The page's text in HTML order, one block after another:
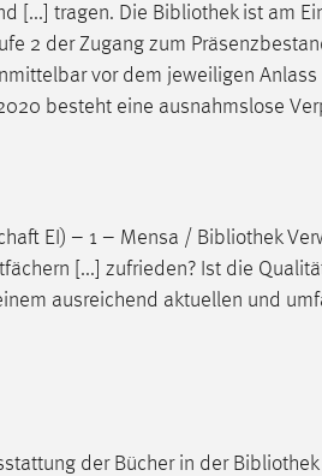
[...] tragen. Die Bibliothekist am
2 der Zugang zum
vor dem jeweiligen Anlass
besteht eine ausnahmslose
EI) – 1 – Mensa / Bibliothek
[...] zufrieden? Ist die
ausreichend aktuellen und
der Bücher in der Bibliothek